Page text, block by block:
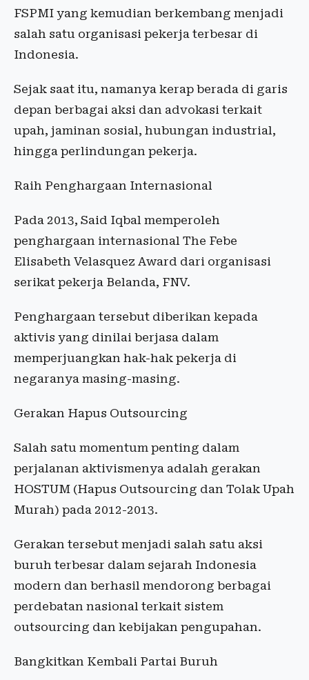
FSPMI yang kemudian berkembang menjadi
salah satu organisasi pekerja terbesar di
Indonesia.
Sejak saat itu, namanya kerap berada di garis
depan berbagai aksi dan advokasi terkait
upah, jaminan sosial, hubungan industrial,
hingga perlindungan pekerja.
Raih Penghargaan Internasional
Pada 2013, Said Iqbal memperoleh
penghargaan internasional The Febe
Elisabeth Velasquez Award dari organisasi
serikat pekerja Belanda, FNV.
Penghargaan tersebut diberikan kepada
aktivis yang dinilai berjasa dalam
memperjuangkan hak-hak pekerja di
negaranya masing-masing.
Gerakan Hapus Outsourcing
Salah satu momentum penting dalam
perjalanan aktivismenya adalah gerakan
HOSTUM (Hapus Outsourcing dan Tolak Upah
Murah) pada 2012-2013.
Gerakan tersebut menjadi salah satu aksi
buruh terbesar dalam sejarah Indonesia
modern dan berhasil mendorong berbagai
perdebatan nasional terkait sistem
outsourcing dan kebijakan pengupahan.
Bangkitkan Kembali Partai Buruh